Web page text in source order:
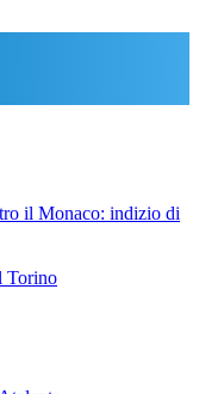
il Monaco: indizio di
Torino